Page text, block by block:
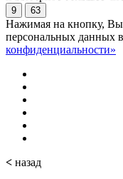
9 63
Нажимая на кнопку, Вы
персональных данных
конфиденциальности»
< назад